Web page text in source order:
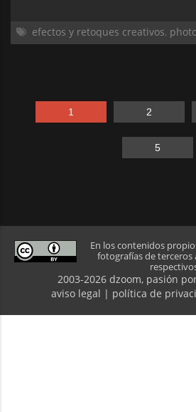
efectos y retoques creativos,
1 2
5
En los contenidos
fotografías de terceros
2003-2026 dzoom, pasión
aviso legal | política de